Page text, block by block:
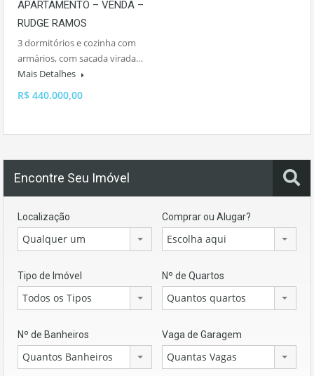
APARTAMENTO – VENDA –
RUDGE RAMOS
3 dormitórios e cozinha com
armários, com sacada virada…
Mais Detalhes
R$ 440.000,00
Encontre Seu Imóvel
Localização
Qualquer um
Comprar ou Alugar?
Escolha aqui
Tipo de Imóvel
Todos os Tipos
Nº de Quartos
Quantos quartos
Nº de Banheiros
Quantos Banheiros
Vaga de Garagem
Quantas Vagas